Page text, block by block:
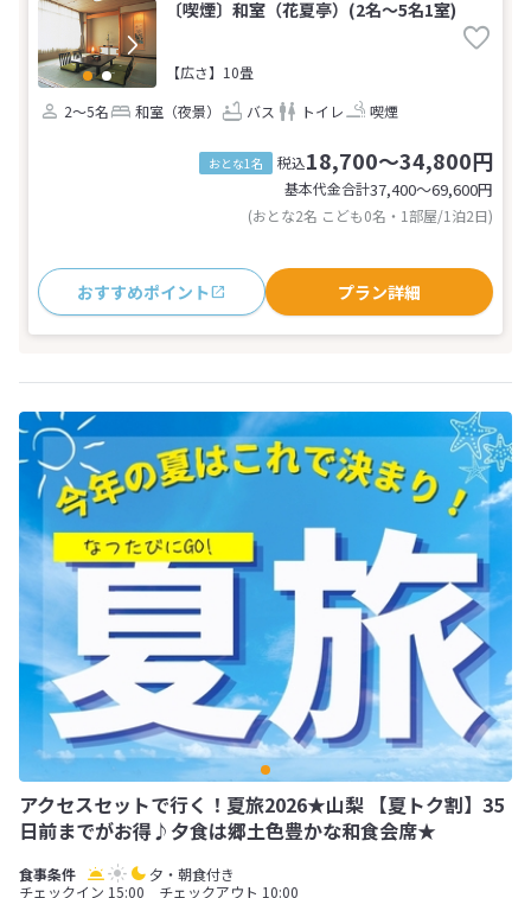
〔喫煙〕和室（花夏亭）(2名～5名1室)
【広さ】10畳
2～5名
和室（夜景） バス トイレ 喫煙
おとな1名 税込18,700～34,800円
基本代金合計37,400〜69,600円
(おとな2名 こども0名・1部屋/1泊2日)
おすすめポイント プラン詳細
アクセスセットで行く！夏旅2026★山梨 【夏トク割】35
日前までがお得♪夕食は郷土色豊かな和食会席★
夕・朝食付き
チェックイン 15:00 チェックアウト 10:00